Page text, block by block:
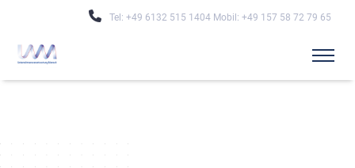
Tel: +49 6132 515 1404 Mobil: +49 157 58 72 79 65